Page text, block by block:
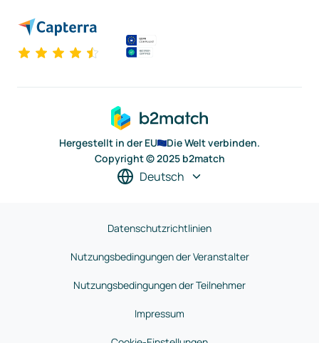
Hergestellt in der EU
Die Welt verbinden.
Copyright © 2025 b2match
Deutsch
Datenschutzrichtlinien
Nutzungsbedingungen der Veranstalter
Nutzungsbedingungen der Teilnehmer
Impressum